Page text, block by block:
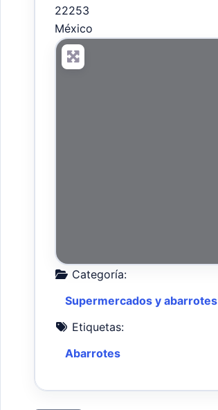
22253
México
+
Categoría:
Supermercados y abarrotes
Etiquetas:
Abarrotes